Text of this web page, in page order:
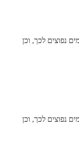
נפוצים לכך, וכן
נפוצים לכך, וכן